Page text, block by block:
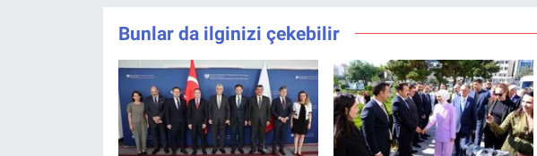
Bunlar da ilginizi çekebilir